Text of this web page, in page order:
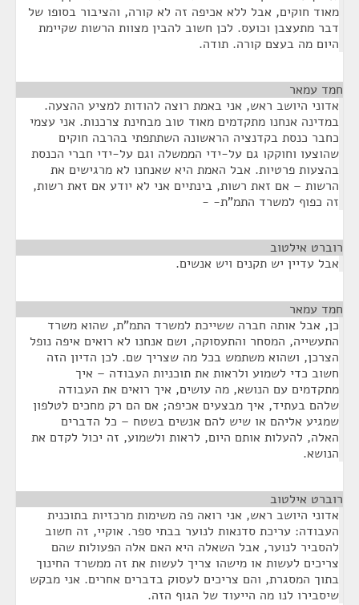
מאוד חוקים, אבל ללא אכיפה זה לא קורה, והציבור בסופו של
דבר מתעצבן וכועס. לכן חשוב להבין מצוות הרשות שקיימת
היום מה בעצם קורה. תודה.
חמד עמאר
אדוני היושב ראש, אני באמת רוצה להודות למציע ההצעה.
במדינה אנחנו מתקדמים מאוד טוב מבחינת צרכנות. אני עצמי
כחבר כנסת בקדנציה הראשונה השתתפתי בהרבה חוקים
שהוצעו וחוקקו גם על-ידי הממשלה וגם על-ידי חברי הכנסת
בהצעות פרטיות. אבל האמת היא שאנחנו לא מרגישים את
הרשות – אם זאת רשות, בינתיים אני לא יודע אם זאת רשות,
זה כפוף למשרד התמ"ת- -
רוברט אילטוב
אבל עדיין יש תקנים ויש אנשים.
חמד עמאר
כן, אבל אותה חברה ששייכת למשרד התמ"ת, שהוא משרד
התעשייה, המסחר והתעסוקה, ושם אנחנו לא רואים איפה נופל
הצרכן, ושהוא משתמש בכל מה שצריך שם. לכן הדיון הזה
חשוב כדי לשמוע ולראות את תוכניות העבודה – איך
מתקדמים עם הנושא, מה עושים, איך רואים את העבודה
שלהם בעתיד, איך מבצעים אכיפה; אם הם רק מחכים לטלפון
שמגיע אליהם או שיש להם אנשים בשטח – כל הדברים
האלה, להעלות אותם היום, לראות ולשמוע, זה יכול לקדם את
הנושא.
רוברט אילטוב
אדוני היושב ראש, אני רואה פה משימות מרכזיות בתוכנית
העבודה: עריכת סדנאות לנוער בבתי ספר. אוקיי, זה חשוב
להסביר לנוער, אבל השאלה היא האם אלה הפעולות שהם
צריכים לעשות או מישהו צריך לעשות את זה ממשרד החינוך
בתוך המסגרת, והם צריכים לעסוק בדברים אחרים. אני מבקש
שיסבירו לנו מה הייעוד של הגוף הזה.